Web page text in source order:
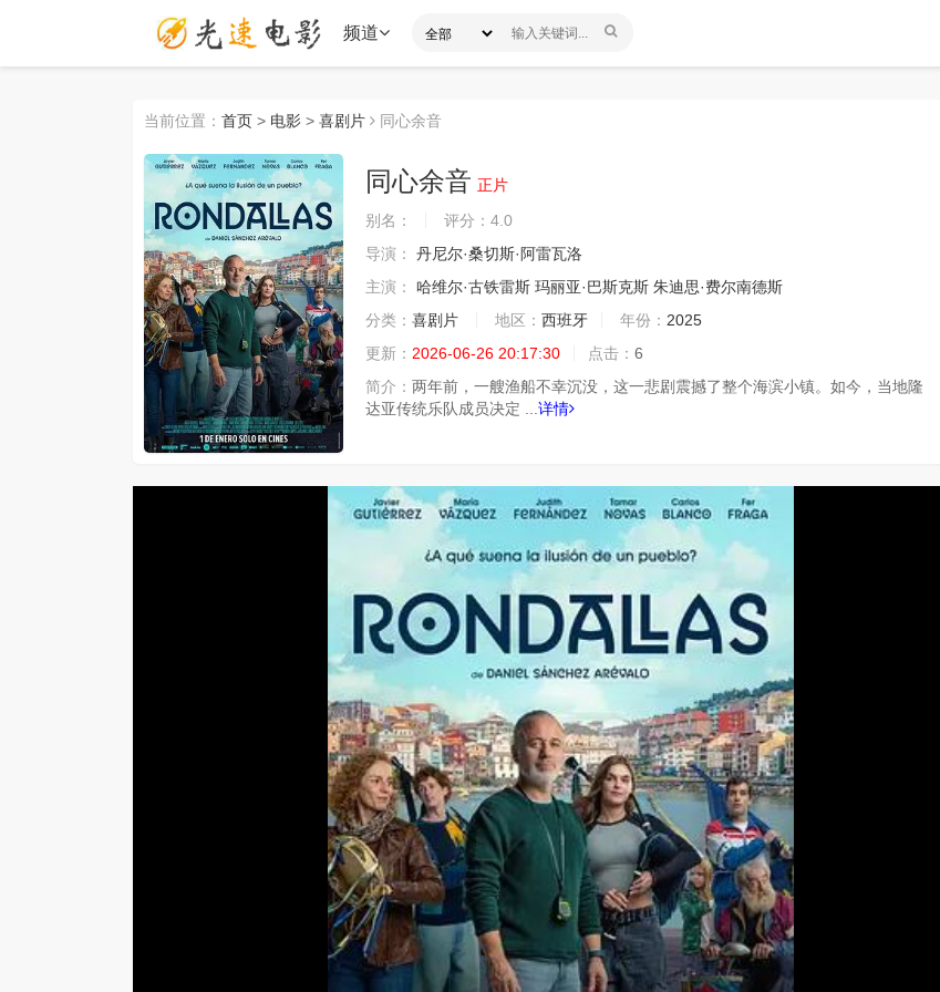
频道
当前位置： 首页 > 电影 > 喜剧片 同心余音
同心余音 正片
别名：
评分： 4.0
导演：
丹尼尔·桑切斯·阿雷瓦洛
主演：
哈维尔·古铁雷斯 玛丽亚·巴斯克斯 朱迪思·费尔南德斯
分类： 喜剧片 地区： 西班牙 年份： 2025
更新： 2026-06-26 20:17:30 点击： 6
简介： 两年前，一艘渔船不幸沉没，这一悲剧震撼了整个海滨小镇。如今，当地隆
达亚传统乐队成员决定 ... 详情